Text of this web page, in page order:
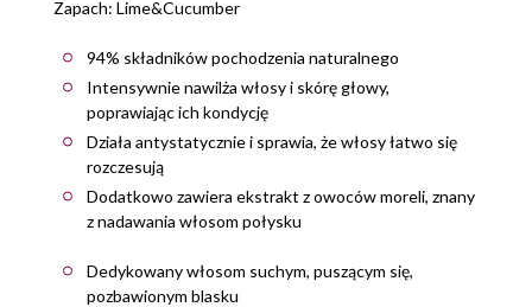
Zapach: Lime&Cucumber
94% składników pochodzenia naturalnego
Intensywnie nawilża włosy i skórę głowy,
poprawiając ich kondycję
Działa antystatycznie i sprawia, że włosy łatwo się
rozczesują
Dodatkowo zawiera ekstrakt z owoców moreli, znany
z nadawania włosom połysku
Dedykowany włosom suchym, puszącym się,
pozbawionym blasku